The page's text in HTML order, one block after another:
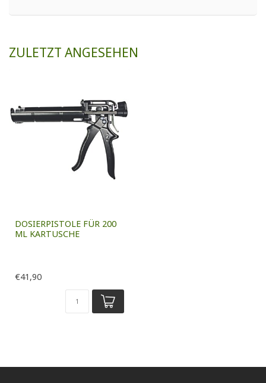
ZULETZT ANGESEHEN
DOSIERPISTOLE FÜR 200
ML KARTUSCHE
€41,90